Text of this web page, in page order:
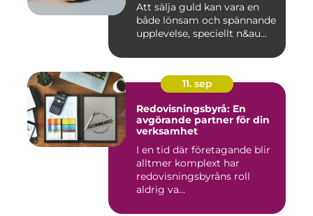
Att sälja guld kan vara en
både lönsam och spännande
upplevelse, speciellt n&au...
11. sep
Redovisningsbyrå: En
avgörande partner för din
verksamhet
I en tid där företagande blir
alltmer komplext har
redovisningsbyråns roll
aldrig va...